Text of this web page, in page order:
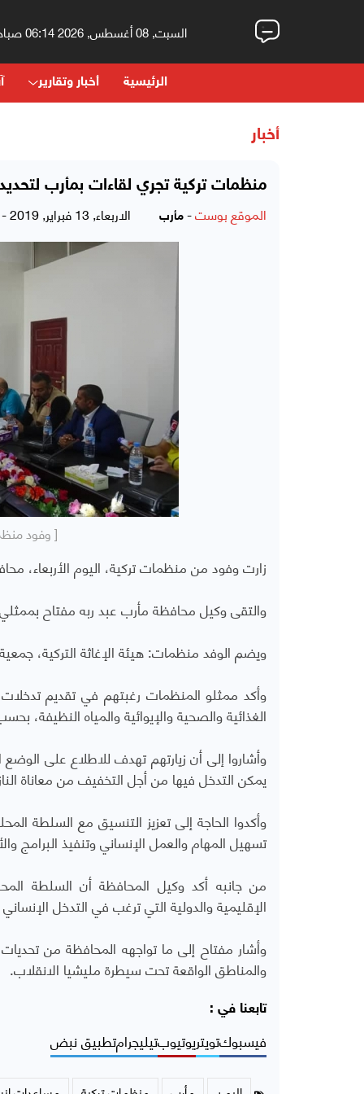
السبت, 08 أغسطس, 2026 06:14 صباحاً
الرئيسية أخبار وتقارير
أخبار
منظمات تركية تجري لقاءات بمأرب
الموقع بوست- مأرب الاربعاء, 13 فبراير, 2019 - 06:46 مساءً
[ وفود
زارت وفود من منظمات تركية، اليوم الأربعاء،
والتقى وكيل محافظة مأرب عبد ربه مفتاح
ويضم الوفد منظمات: هيئة الإغاثة التركية، جمعية
وأكد ممثلو المنظمات رغبتهم في تقديم
الغذائية والصحية والإيوائية والمياه النظيفة،
وأشاروا إلى أن زيارتهم تهدف للاطلاع على
يمكن التدخل فيها من أجل التخفيف من معاناة
وأكدوا الحاجة إلى تعزيز التنسيق مع السلطة
تسهيل المهام والعمل الإنساني وتنفيذ البرامج
من جانبه أكد وكيل المحافظة أن السلطة
الإقليمية والدولية التي ترغب في التدخل
وأشار مفتاح إلى ما تواجهه المحافظة من
والمناطق الواقعة تحت سيطرة مليشيا الانقلاب.
تابعنا في :
فيسبوكتويتريوتيوبتيليجرامتطبيق نبض